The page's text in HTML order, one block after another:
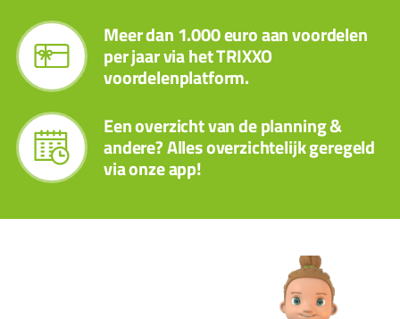
Meer dan 1.000 euro aan voordelen
per jaar via het TRIXXO
voordelenplatform.
Een overzicht van de planning &
andere? Alles overzichtelijk geregeld
via onze app!